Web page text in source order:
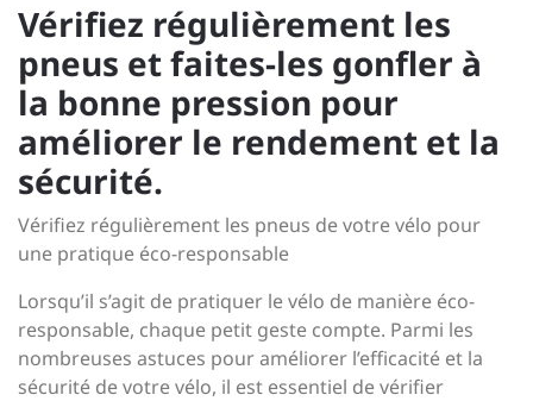
Vérifiez régulièrement les
pneus et faites-les gonfler à
la bonne pression pour
améliorer le rendement et la
sécurité.
Vérifiez régulièrement les pneus de votre vélo pour
une pratique éco-responsable
Lorsqu’il s’agit de pratiquer le vélo de manière éco-
responsable, chaque petit geste compte. Parmi les
nombreuses astuces pour améliorer l’efficacité et la
sécurité de votre vélo, il est essentiel de vérifier